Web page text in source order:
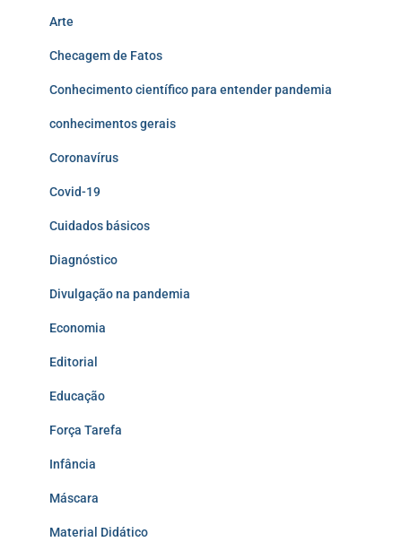
Arte
Checagem de Fatos
Conhecimento científico para entender pandemia
conhecimentos gerais
Coronavírus
Covid-19
Cuidados básicos
Diagnóstico
Divulgação na pandemia
Economia
Editorial
Educação
Força Tarefa
Infância
Máscara
Material Didático